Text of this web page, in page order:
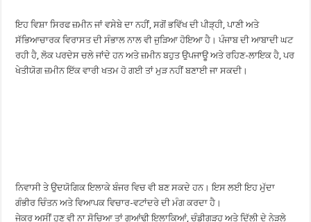
ਇਹ ਵਿਸ਼ਾ ਸਿਰਫ ਜ਼ਮੀਨ ਜਾਂ ਵਸੇਬੇ ਦਾ ਨਹੀਂ, ਸਗੋਂ ਭਵਿੱਖ ਦੀ ਪੀੜ੍ਹੀ, ਪਾਣੀ ਅਤੇ
ਸੱਭਿਆਚਾਰਕ ਵਿਰਾਸਤ ਦੀ ਸੰਭਾਲ ਨਾਲ ਵੀ ਜੁੜਿਆ ਹੋਇਆ ਹੈ। ਪੰਜਾਬ ਦੀ ਆਬਾਦੀ ਘਟ
ਰਹੀ ਹੈ, ਲੋਕ ਪਰਦੇਸ ਚਲੇ ਜਾਂਦੇ ਹਨ ਅਤੇ ਜ਼ਮੀਨ ਬਹੁਤ ਉਪਜਾਊ ਅਤੇ ਰਹਿਣ-ਲਾਇਕ ਹੈ, ਪਰ
ਖੇਤੀਯੋਗ ਜ਼ਮੀਨ ਇੱਕ ਵਾਰੀ ਖਤਮ ਹੋ ਗਈ ਤਾਂ ਮੁੜ ਨਹੀਂ ਬਣਾਈ ਜਾ ਸਕਦੀ।
ਨਿਵਾਸੀ ਤੇ ਉਦਯੋਗਿਕ ਇਲਾਕੇ ਬੰਜਰ ਵਿਚ ਵੀ ਬਣ ਸਕਦੇ ਹਨ। ਇਸ ਲਈ ਇਹ ਮੁੱਦਾ
ਗੰਭੀਰ ਚਿੰਤਨ ਅਤੇ ਵਿਆਪਕ ਵਿਚਾਰ-ਵਟਾਂਦਰੇ ਦੀ ਮੰਗ ਕਰਦਾ ਹੈ।
ਜੇਕਰ ਅਸੀਂ ਹੁਣ ਵੀ ਨਾ ਸੋਚਿਆ ਤਾਂ ਗੁਆਂਢੀ ਇਲਾਕਿਆਂ, ਚੰਡੀਗੜ੍ਹ ਅਤੇ ਦਿੱਲੀ ਦੇ ਨੇੜਲੇ